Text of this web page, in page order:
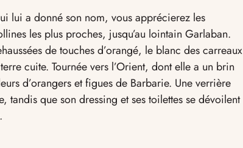
lui a donné son nom, vous apprécierez les
les plus proches, jusqu’au lointain Garlaban.
de touches d’orangé, le blanc des carreaux
cuite. Tournée vers l’Orient, dont elle a un brin
d’orangers et figues de Barbarie. Une verrière
que son dressing et ses toilettes se dévoilent